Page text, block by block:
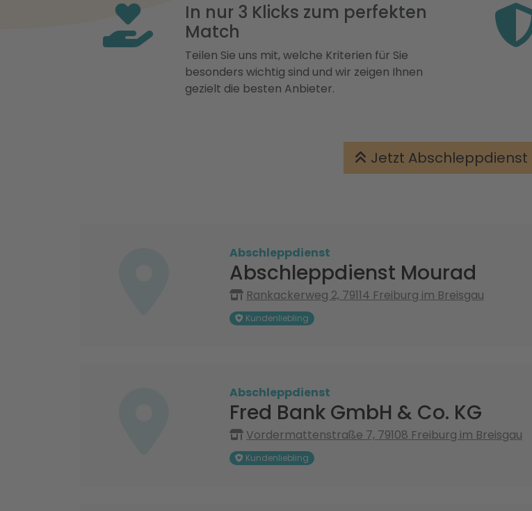
In nur 3 Klicks zum perfekten
Match
Teilen Sie uns mit, welche Kriterien für Sie
besonders wichtig sind und wir zeigen Ihnen
gezielt die besten Anbieter.
Jetzt Abschleppdienst
Abschleppdienst
Abschleppdienst Mourad
Rankackerweg 2, 79114 Freiburg im Breisgau
Kundenliebling
Abschleppdienst
Fred Bank GmbH & Co. KG
Vordermattenstraße 7, 79108 Freiburg im Breisgau
Kundenliebling